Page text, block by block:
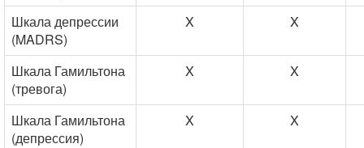
Шкала депрессии
(MADRS)
X X
Шкала Гамильтона
(тревога)
X X
Шкала Гамильтона
(депрессия)
X X